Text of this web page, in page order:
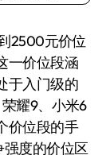
2500元价位
一价位段涵
于入门级的
耀9、小米6
价位段的手
强度的价位区